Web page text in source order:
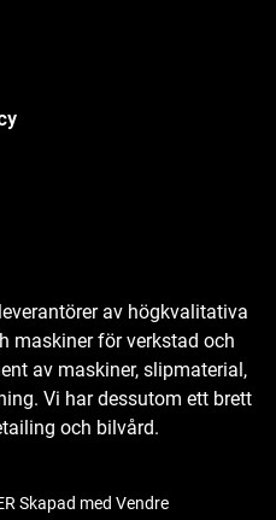
av högkvalitativa
maskiner för verkstad och
av maskiner, slipmaterial,
Vi har dessutom ett brett
och bilvård.
Skapad med Vendre